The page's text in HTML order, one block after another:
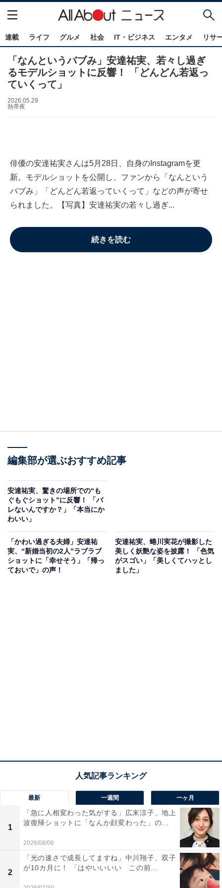
連載 ライフ グルメ 社会 IT・ビジネス エンタメ リサ
「なんというバブみ」安達祐実、若々し過ぎ
るモデルショットに反響！ 「どんどん若返っ
ていくって」
2026.05.29
熱帯夜
俳優の安達祐実さんは5月28日、自身のInstagramを更
新。モデルショットを公開し、ファンから「なんという
バブみ」「どんどん若返っていくって」などの声が寄せ
られました。【写真】安達祐実の若々し過ぎ...
続きを読む
編集部が選ぶおすすめ記事
安達祐実、驚きの場所での“も
ぐもぐショット”に反響！ 「バ
レないんですか？」「本当にか
わいい」
「かわい過ぎる夫婦」安達祐
実、“新婚当初の2人”ラブラブ
ショットに「幸せそう」「帰っ
ておいで」の声！
安達祐実、蜷川実花が撮影した
美しく妖艶な姿を披露！ 「色気
がスゴい」「美しくてハッとし
ました」
最新 一週間 一ヶ月
1
「急に人相変わった気がする」広末涼子、地上
波復帰ショットに「なんか顔変わった」の...
2026/08/06
2
「光の速さで成長してますね」中川翔子、双子
が10カ月に！ 「はやいいいい この前...